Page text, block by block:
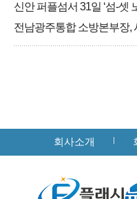
신안 퍼플섬서 31일 ‘섬-셋
전남광주통합 소방본부장,
회사소개